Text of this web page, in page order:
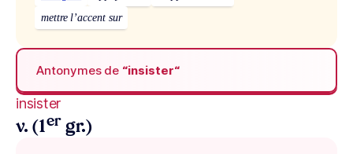
mettre l’accent sur
Antonymes de “insister“
insister
v. (1er gr.)